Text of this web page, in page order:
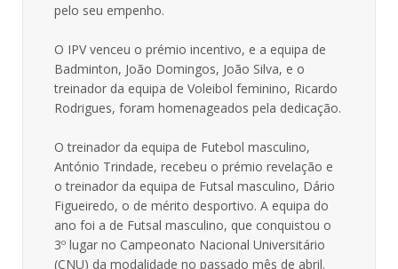
pelo seu empenho.
O IPV venceu o prémio incentivo, e a equipa de
Badminton, João Domingos, João Silva, e o
treinador da equipa de Voleibol feminino, Ricardo
Rodrigues, foram homenageados pela dedicação.
O treinador da equipa de Futebol masculino,
António Trindade, recebeu o prémio revelação e
o treinador da equipa de Futsal masculino, Dário
Figueiredo, o de mérito desportivo. A equipa do
ano foi a de Futsal masculino, que conquistou o
3º lugar no Campeonato Nacional Universitário
(CNU) da modalidade no passado mês de abril.